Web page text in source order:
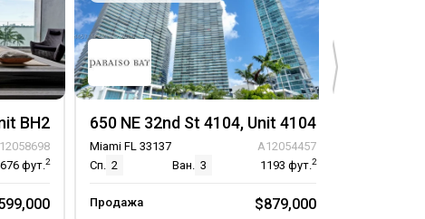
BH2
фут.2
650 NE 32nd St 4104, Unit 4104
Miami FL 33137
A12054457
Сп. 2 Ван. 3 1193 фут.2
Продажа $879,000